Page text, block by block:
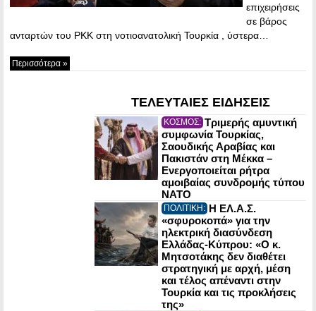
επιχειρήσεις
σε βάρος
ανταρτών του PKK στη νοτιοανατολική Τουρκία , ύστερα…
Περισσότερα »
ΤΕΛΕΥΤΑΙΕΣ ΕΙΔΗΣΕΙΣ
ΚΟΣΜΟΣ: Τριμερής αμυντική
συμφωνία Τουρκίας,
Σαουδικής Αραβίας και
Πακιστάν στη Μέκκα –
Ενεργοποιείται ρήτρα
αμοιβαίας συνδρομής τύπου
NATO
ΠΟΛΙΤΙΚΗ: Η ΕΛ.Α.Σ.
«σφυροκοπά» για την
ηλεκτρική διασύνδεση
Ελλάδας-Κύπρου: «Ο κ.
Μητσοτάκης δεν διαθέτει
στρατηγική με αρχή, μέση
και τέλος απέναντι στην
Τουρκία και τις προκλήσεις
της»